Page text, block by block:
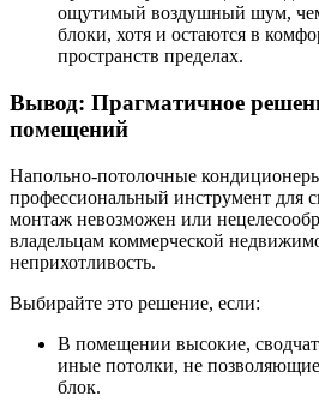
ощутимый воздушный шум,
блоки, хотя и остаются в
пространств пределах.
Вывод: Прагматичное
помещений
Напольно-потолочные
профессиональный инструмент для
монтаж невозможен или
владельцам коммерческой
неприхотливость.
Выбирайте это решение, если:
В помещении высокие,
иные потолки, не
блок.